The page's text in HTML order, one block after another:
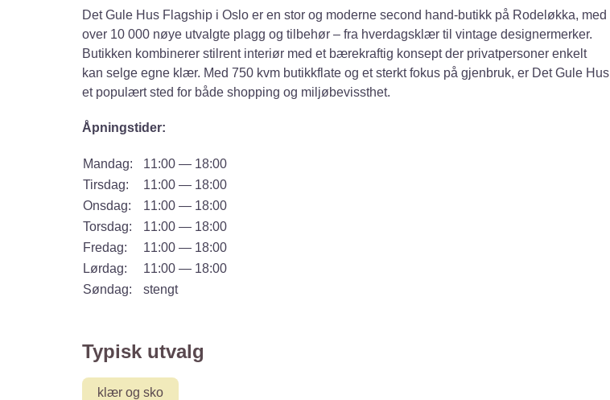
Det Gule Hus Flagship i Oslo er en stor og moderne second hand-butikk på Rodeløkka, med
over 10 000 nøye utvalgte plagg og tilbehør – fra hverdagsklær til vintage designermerker.
Butikken kombinerer stilrent interiør med et bærekraftig konsept der privatpersoner enkelt
kan selge egne klær. Med 750 kvm butikkflate og et sterkt fokus på gjenbruk, er Det Gule Hus
et populært sted for både shopping og miljøbevissthet.
Åpningstider:
Mandag:
11:00 — 18:00
Tirsdag:
11:00 — 18:00
Onsdag:
11:00 — 18:00
Torsdag:
11:00 — 18:00
Fredag:
11:00 — 18:00
Lørdag:
11:00 — 18:00
Søndag:
stengt
Typisk utvalg
klær og sko